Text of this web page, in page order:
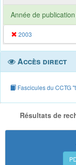
Année de publication
2003
Accès direct
Fascicules du CCTG
Résultats de